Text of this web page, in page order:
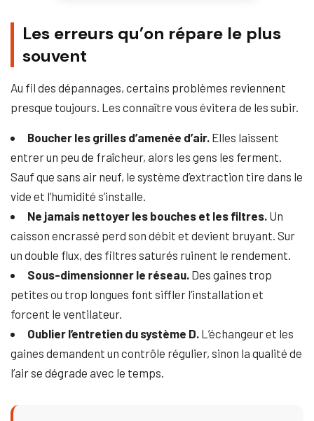
Les erreurs qu’on répare le plus
souvent
Au fil des dépannages, certains problèmes reviennent
presque toujours. Les connaître vous évitera de les subir.
Boucher les grilles d’amenée d’air. Elles laissent
entrer un peu de fraîcheur, alors les gens les ferment.
Sauf que sans air neuf, le système d’extraction tire dans le
vide et l’humidité s’installe.
Ne jamais nettoyer les bouches et les filtres. Un
caisson encrassé perd son débit et devient bruyant. Sur
un double flux, des filtres saturés ruinent le rendement.
Sous-dimensionner le réseau. Des gaines trop
petites ou trop longues font siffler l’installation et
forcent le ventilateur.
Oublier l’entretien du système D. L’échangeur et les
gaines demandent un contrôle régulier, sinon la qualité de
l’air se dégrade avec le temps.